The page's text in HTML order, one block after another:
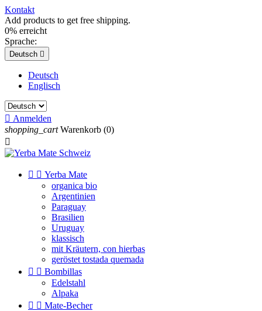
Kontakt
Add products to get free shipping.
0% erreicht
Sprache:
Deutsch 
Deutsch
Englisch
 Anmelden
shopping_cart Warenkorb (0)

  Yerba Mate
organica bio
Argentinien
Paraguay
Brasilien
Uruguay
klassisch
mit Kräutern, con hierbas
geröstet tostada quemada
  Bombillas
Edelstahl
Alpaka
  Mate-Becher